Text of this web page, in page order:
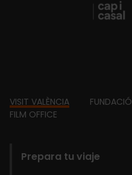
Footer
VISIT VALÈNCIA FUNDACIÓ
FILM OFFICE
Prepara tu viaje